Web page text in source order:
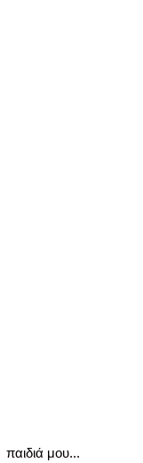
παιδιά μου...